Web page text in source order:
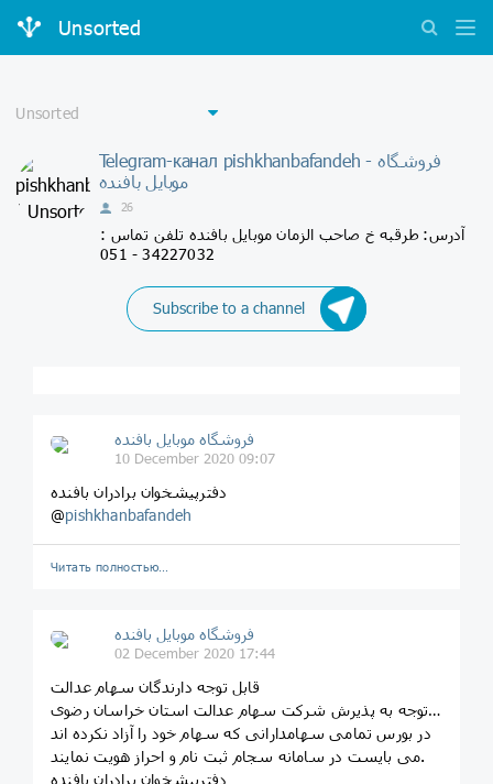
Unsorted
Telegram-канал pishkhanbafandeh - فروشگاه
موبایل بافنده
26
آدرس: طرقبه خ صاحب الزمان موبایل بافنده تلفن تماس :
34227032 - 051
Subscribe to a channel
فروشگاه موبایل بافنده
10 December 2020 09:07
دفترپیشخوان برادران بافنده
@pishkhanbafandeh
Читать полностью…
فروشگاه موبایل بافنده
02 December 2020 17:44
قابل توجه دارندگان سهام عدالت
با توجه به پذیرش شرکت سهام عدالت استان خراسان رضوی
در بورس تمامی سهامدارانی که سهام خود را آزاد نکرده اند
می بایست در سامانه سجام ثبت نام و احراز هویت نمایند.
دفترپیشخوان برادران بافنده